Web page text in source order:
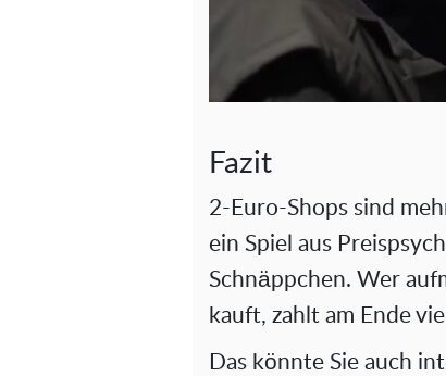
Fazit
2-Euro-Shops sind
ein Spiel aus
Schnäppchen. Wer
kauft, zahlt am Ende
Das könnte Sie auch